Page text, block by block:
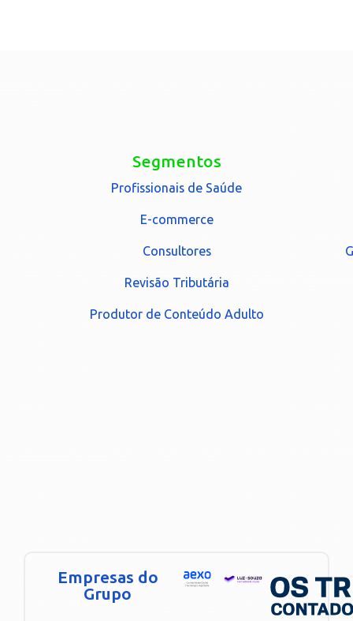
Segmentos
Profissionais de Saúde
E-commerce
Consultores
Revisão Tributária
Produtor de Conteúdo Adulto
Empresas do
Grupo